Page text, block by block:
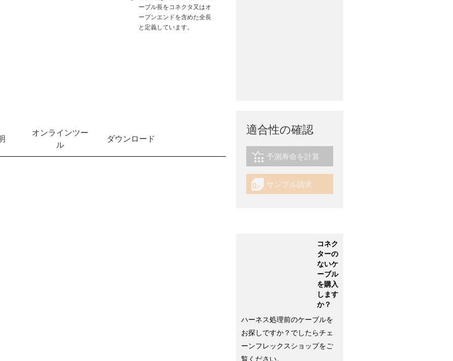
ーブル長をコネクタ又はオ
ープンエンドを含めた全長
と定義しています。
オンラインツー
ル
ダウンロード
適合性の確認
igus-icon-lebensdauerrechner
予測寿命を計算
igus-icon-gratismuster
サンプル請求
コネク
ターの
ないケ
ーブル
を購入
します
か？
ハーネス処理前のケーブルを
お探しですか？でしたらチェ
ーンフレックスショップをご
覧ください。